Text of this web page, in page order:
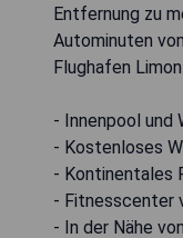
Entfernung zu
Autominuten
Flughafen
- Innenpool und
- Kostenloses
- Kontinentales
- Fitnesscenter
- In der Nähe